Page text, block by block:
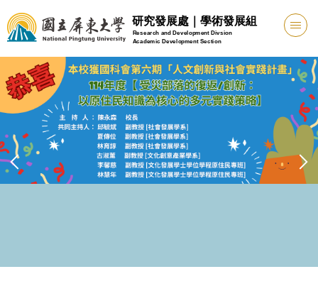
跳
到
主
內
容
區
研究發展處｜學術發展組
Research and Development Divsion
Academic Development Section